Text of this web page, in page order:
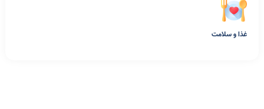
غذا و سلامت